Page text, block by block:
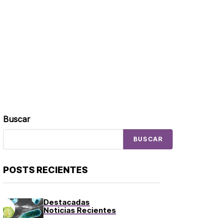
Buscar
BUSCAR
POSTS RECIENTES
Destacadas
Noticias Recientes